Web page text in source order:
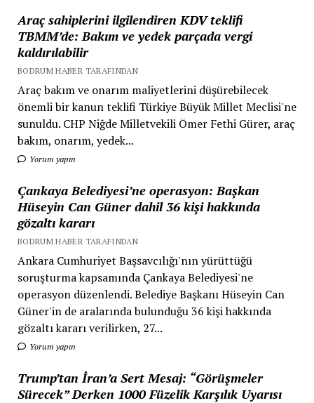
Araç sahiplerini ilgilendiren KDV teklifi
TBMM’de: Bakım ve yedek parçada vergi
kaldırılabilir
BODRUM HABER TARAFINDAN
Araç bakım ve onarım maliyetlerini düşürebilecek
önemli bir kanun teklifi Türkiye Büyük Millet Meclisi'ne
sunuldu. CHP Niğde Milletvekili Ömer Fethi Gürer, araç
bakım, onarım, yedek...
Yorum yapın
Çankaya Belediyesi’ne operasyon: Başkan
Hüseyin Can Güner dahil 36 kişi hakkında
gözaltı kararı
BODRUM HABER TARAFINDAN
Ankara Cumhuriyet Başsavcılığı'nın yürüttüğü
soruşturma kapsamında Çankaya Belediyesi'ne
operasyon düzenlendi. Belediye Başkanı Hüseyin Can
Güner'in de aralarında bulunduğu 36 kişi hakkında
gözaltı kararı verilirken, 27...
Yorum yapın
Trump’tan İran’a Sert Mesaj: “Görüşmeler
Sürecek” Derken 1000 Füzelik Karşılık Uyarısı